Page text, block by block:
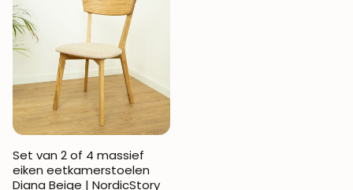
Set van 2 of 4 massief
eiken eetkamerstoelen
Diana Beige | NordicStory